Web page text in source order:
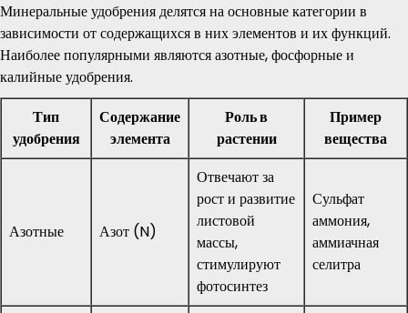
Минеральные удобрения делятся на основные категории в
зависимости от содержащихся в них элементов и их функций.
Наиболее популярными являются азотные, фосфорные и
калийные удобрения.
Тип
удобрения
Содержание
элемента
Роль в
растении
Пример
вещества
Азотные Азот (N)
Отвечают за
рост и развитие
листовой
массы,
стимулируют
фотосинтез
Сульфат
аммония,
аммиачная
селитра